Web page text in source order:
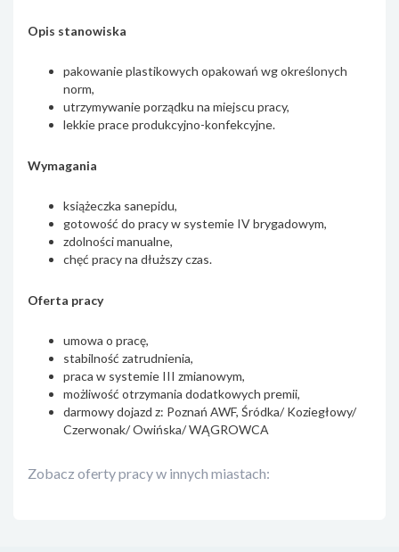
Opis stanowiska
pakowanie plastikowych opakowań wg określonych
norm,
utrzymywanie porządku na miejscu pracy,
lekkie prace produkcyjno-konfekcyjne.
Wymagania
książeczka sanepidu,
gotowość do pracy w systemie IV brygadowym,
zdolności manualne,
chęć pracy na dłuższy czas.
Oferta pracy
umowa o pracę,
stabilność zatrudnienia,
praca w systemie III zmianowym,
możliwość otrzymania dodatkowych premii,
darmowy dojazd z: Poznań AWF, Śródka/ Koziegłowy/
Czerwonak/ Owińska/ WĄGROWCA
Zobacz oferty pracy w innych miastach: